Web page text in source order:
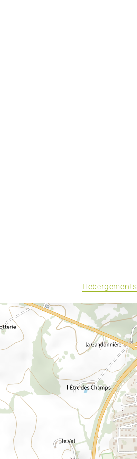
Hébergements